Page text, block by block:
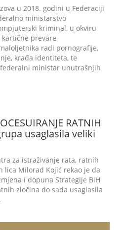
u 2018. godini u Federaciji
ministarstvo
kriminal, u okviru
prevare,
radi pornografije,
krađa identiteta, te
ministar unutrašnjih
RATNIH
usaglasila veliki
za istraživanje rata, ratnih
lica Milorad Kojić rekao je da
i dopuna Strategije BiH
zločina do sada usaglasila